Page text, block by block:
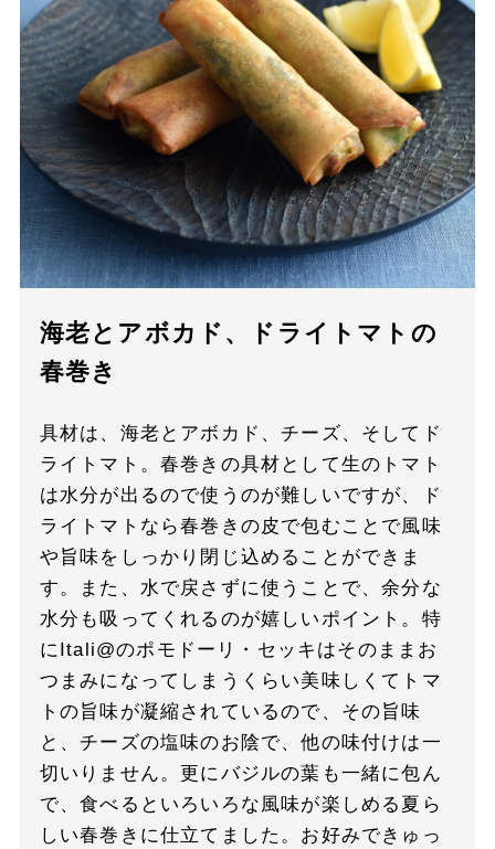
海老とアボカド、ドライトマトの
春巻き
具材は、海老とアボカド、チーズ、そしてド
ライトマト。春巻きの具材として生のトマト
は水分が出るので使うのが難しいですが、ド
ライトマトなら春巻きの皮で包むことで風味
や旨味をしっかり閉じ込めることができま
す。また、水で戻さずに使うことで、余分な
水分も吸ってくれるのが嬉しいポイント。特
にItali@のポモドーリ・セッキはそのままお
つまみになってしまうくらい美味しくてトマ
トの旨味が凝縮されているので、その旨味
と、チーズの塩味のお陰で、他の味付けは一
切いりません。更にバジルの葉も一緒に包ん
で、食べるといろいろな風味が楽しめる夏ら
しい春巻きに仕立てました。お好みできゅっ